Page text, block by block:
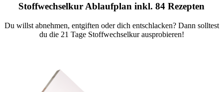
Stoffwechselkur Ablaufplan inkl. 84 Rezepten
Du willst abnehmen, entgiften oder dich entschlacken? Dann solltest
du die 21 Tage Stoffwechselkur ausprobieren!